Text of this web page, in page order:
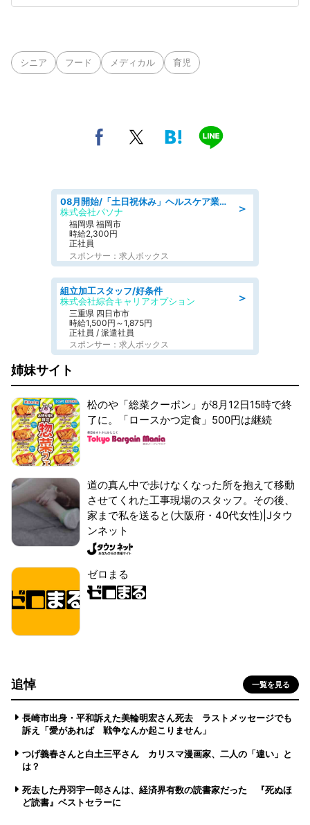
シニア フード メディカル 育児
＞
08月開始/「土日祝休み」ヘルスケア業界の産業保健師/高時給/未経験OK/要資格:保健師、正看護師
株式会社パソナ
福岡県 福岡市
時給2,300円
正社員
スポンサー：求人ボックス
＞
組立加工スタッフ/好条件
株式会社綜合キャリアオプション
三重県 四日市市
時給1,500円～1,875円
正社員 / 派遣社員
スポンサー：求人ボックス
姉妹サイト
松のや「総菜クーポン」が8月12日15時で終
了に。「ロースかつ定食」500円は継続
道の真ん中で歩けなくなった所を抱えて移動
させてくれた工事現場のスタッフ。その後、
家まで私を送ると(大阪府・40代女性)|Jタウ
ンネット
ゼロまる
追悼 一覧を見る
長崎市出身・平和訴えた美輪明宏さん死去 ラストメッセージでも
訴え「愛があれば 戦争なんか起こりません」
つげ義春さんと白土三平さん カリスマ漫画家、二人の「違い」と
は？
死去した丹羽宇一郎さんは、経済界有数の読書家だった 『死ぬほ
ど読書』ベストセラーに